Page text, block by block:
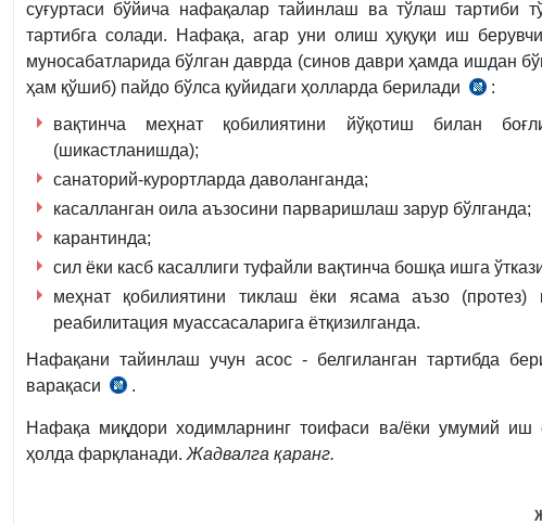
суғуртаси бўйича нафақалар тайинлаш ва тўлаш тартиби
тартибга солади. Нафақа, агар уни олиш ҳуқуқи иш
муносабатларида бўлган даврда (синов даври ҳамда ишдан
ҳам қўшиб) пайдо бўлса қуйидаги ҳолларда берилади
Давлат
тайинлаш
тўлаш
тартиби
Низом.
:
вақтинча меҳнат қобилиятини йўқотиш билан
(шикастланишда);
санаторий-курортларда даволанганда;
касалланган оила аъзосини парваришлаш зарур бўлганда;
карантинда;
сил ёки касб касаллиги туфайли вақтинча бошқа ишга
меҳнат қобилиятини тиклаш ёки ясама аъзо (протез)
реабилитация муассасаларига ётқизилганда.
Нафақани тайинлаш учун асос - белгиланган тартибда
варақаси
Давлат
суғуртаси
бўйича
.
Нафақа миқдори ходимларнинг тоифаси ва/ёки умумий иш
ҳолда фарқланади. Жадвалга қаранг.